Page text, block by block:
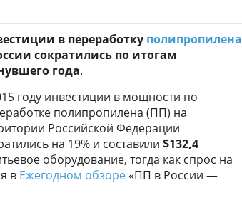
в переработку полипропилена
сократились по итогам
года.
году инвестиции в мощности по
полипропилена (ПП) на
Российской Федерации
на 19% и составили $132,4
оборудование, тогда как спрос на
в Ежегодном обзоре «ПП в России —